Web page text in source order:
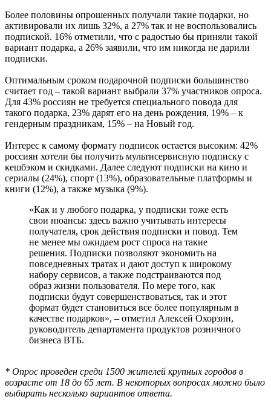
Более половины опрошенных получали такие подарки, но
активировали их лишь 32%, а 27% так и не воспользовались
подпиской. 16% отметили, что с радостью бы приняли такой
вариант подарка, а 26% заявили, что им никогда не дарили
подписки.
Оптимальным сроком подарочной подписки большинство
считает год – такой вариант выбрали 37% участников опроса.
Для 43% россиян не требуется специального повода для
такого подарка, 23% дарят его на день рождения, 19% – к
гендерным праздникам, 15% – на Новый год.
Интерес к самому формату подписок остается высоким: 42%
россиян хотели бы получить мультисервисную подписку с
кешбэком и скидками. Далее следуют подписки на кино и
сериалы (24%), спорт (13%), образовательные платформы и
книги (12%), а также музыка (9%).
«Как и у любого подарка, у подписки тоже есть
свои нюансы: здесь важно учитывать интересы
получателя, срок действия подписки и повод. Тем
не менее мы ожидаем рост спроса на такие
решения. Подписки позволяют экономить на
повседневных тратах и дают доступ к широкому
набору сервисов, а также подстраиваются под
образ жизни пользователя. По мере того, как
подписки будут совершенствоваться, так и этот
формат будет становиться все более популярным в
качестве подарков», – отметил Алексей Охорзин,
руководитель департамента продуктов розничного
бизнеса ВТБ.
* Опрос проведен среди 1500 жителей крупных городов в
возрасте от 18 до 65 лет. В некоторых вопросах можно было
выбирать несколько вариантов ответа.